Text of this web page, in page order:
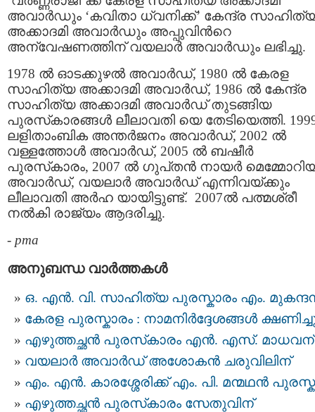
അവാര്‍ഡും ‘കവിതാ ധ്വനിക്ക്‌’ കേന്ദ്ര
അക്കാദമി അവാര്‍ഡും അപ്പുവിന്‍റെ
അന്വേഷണത്തിന്‌ വയലാര്‍ അവാര്‍ഡും ലഭിച്ചു.
1978 ല്‍ ഓടക്കുഴല്‍ അവാര്‍ഡ്‌, 1980 ല്‍ കേരള
സാഹിത്യ അക്കാദമി അവാര്‍ഡ്‌, 1986 ല്‍ കേന്ദ്ര
സാഹിത്യ അക്കാദമി അവാര്‍ഡ്‌ തുടങ്ങിയ
പുരസ്‌കാരങ്ങള്‍ ലീലാവതി യെ തേടിയെത്തി.
ലളിതാംബിക അന്തര്‍ജനം അവാര്‍ഡ്‌, 2002 ല്‍
വള്ളത്തോള്‍ അവാര്‍ഡ്‌, 2005 ല്‍ ബഷീര്‍
പുരസ്‌കാരം, 2007 ല്‍ ഗുപ്‌തന്‍ നായര്‍
അവാര്‍ഡ്‌, വയലാര്‍ അവാര്‍ഡ്‌ എന്നിവയ്‌ക്കും
ലീലാവതി അര്‍ഹ യായിട്ടുണ്ട്‌. 2007ല്‍ പത്മശ്രീ
നല്‍കി രാജ്യം ആദരിച്ചു.
- pma
അനുബന്ധ വാര്‍ത്തകള്‍
ഒ. എൻ. വി. സാഹിത്യ പുരസ്കാരം എം.
കേരള പുരസ്കാരം : നാമനിർദ്ദേശങ്ങൾ
എഴുത്തച്ഛന്‍ പുരസ്‌കാരം എന്‍. എസ്. മാധവന്
വയലാർ അവാർഡ് അശോകൻ ചരുവിലിന്
എം. എൻ. കാരശ്ശേരിക്ക് എം. പി. മന്മഥന്‍
എഴുത്തച്ഛന്‍ പുരസ്‌കാരം സേതുവിന്